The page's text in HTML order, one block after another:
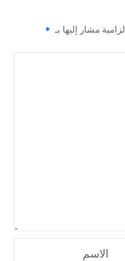
مشار إليها بـ
الاسم